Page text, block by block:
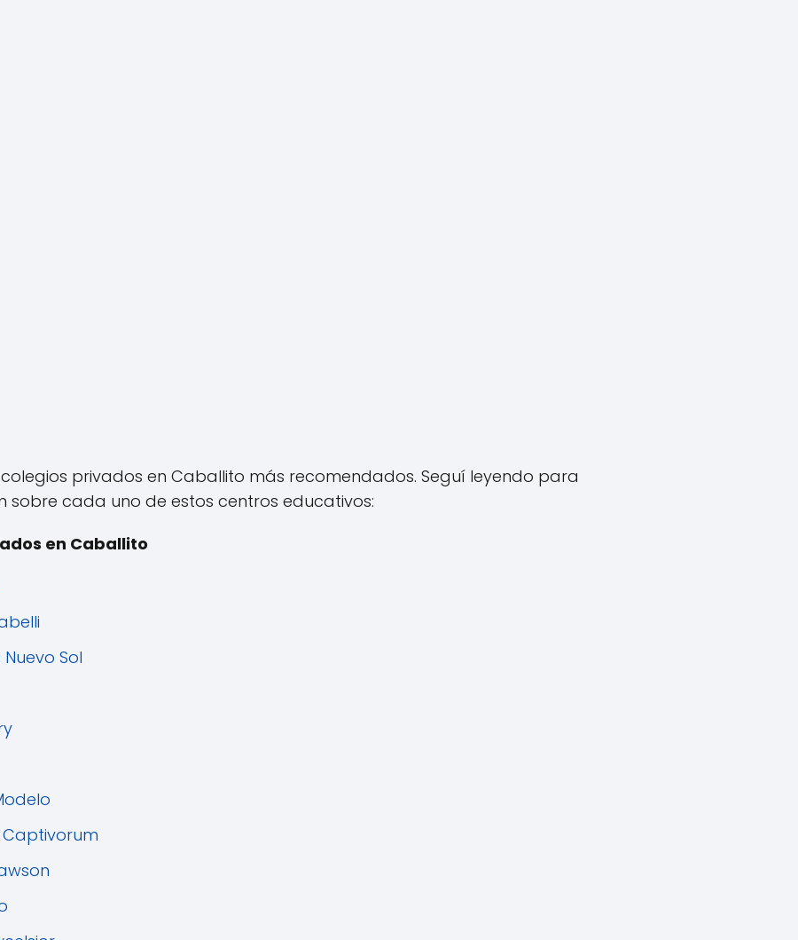
privados en Caballito más recomendados. Seguí leyendo para
sobre cada uno de estos centros educativos:
en Caballito
Sol